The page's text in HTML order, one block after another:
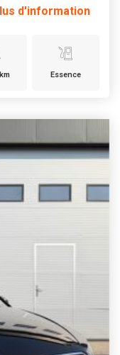
d'information
Essence